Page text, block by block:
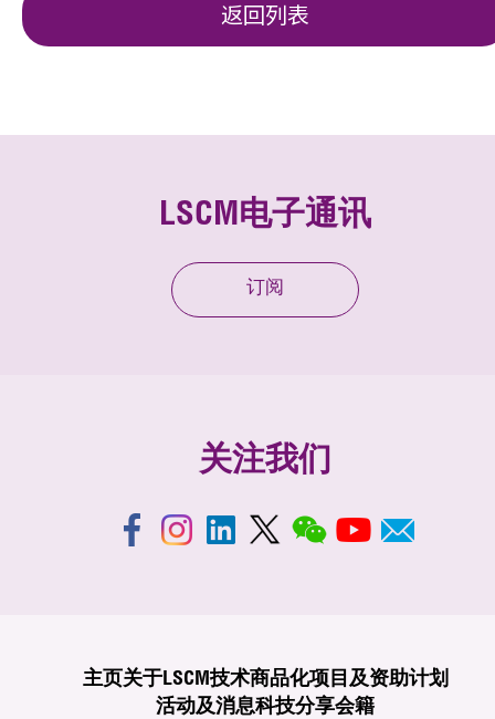
返回列表
LSCM电子通讯
订阅
关注我们
主页关于LSCM技术商品化项目及资助计划
活动及消息科技分享会籍